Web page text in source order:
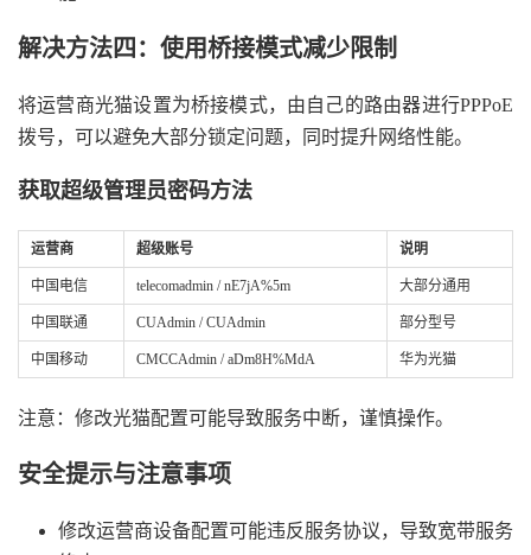
解决方法四：使用桥接模式减少限制
将运营商光猫设置为桥接模式，由自己的路由器进行PPPoE
拨号，可以避免大部分锁定问题，同时提升网络性能。
获取超级管理员密码方法
运营商 超级账号 说明
中国电信 telecomadmin / nE7jA%5m 大部分通用
中国联通 CUAdmin / CUAdmin 部分型号
中国移动 CMCCAdmin / aDm8H%MdA 华为光猫
注意：修改光猫配置可能导致服务中断，谨慎操作。
安全提示与注意事项
修改运营商设备配置可能违反服务协议，导致宽带服务